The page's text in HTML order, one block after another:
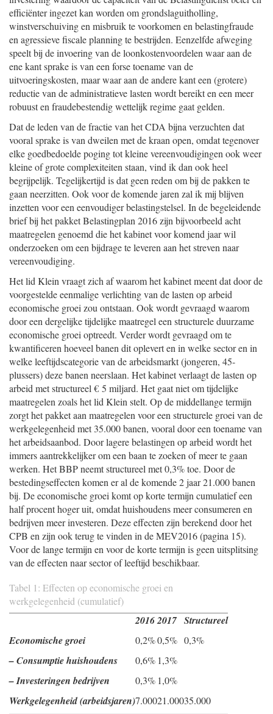
efficiënter ingezet kan worden om grondslaguitholling,
winstverschuiving en misbruik te voorkomen en belastingfraude
en agressieve fiscale planning te bestrijden. Eenzelfde afweging
speelt bij de invoering van de loonkostenvoordelen waar aan de
ene kant sprake is van een forse toename van de
uitvoeringskosten, maar waar aan de andere kant een (grotere)
reductie van de administratieve lasten wordt bereikt en een meer
robuust en fraudebestendig wettelijk regime gaat gelden.
Dat de leden van de fractie van het CDA bijna verzuchten dat
vooral sprake is van dweilen met de kraan open, omdat tegenover
elke goedbedoelde poging tot kleine vereenvoudigingen ook weer
kleine of grote complexiteiten staan, vind ik dan ook heel
begrijpelijk. Tegelijkertijd is dat geen reden om bij de pakken te
gaan neerzitten. Ook voor de komende jaren zal ik mij blijven
inzetten voor een eenvoudiger belastingstelsel. In de begeleidende
brief bij het pakket Belastingplan 2016 zijn bijvoorbeeld acht
maatregelen genoemd die het kabinet voor komend jaar wil
onderzoeken om een bijdrage te leveren aan het streven naar
vereenvoudiging.
Het lid Klein vraagt zich af waarom het kabinet meent dat door de
voorgestelde eenmalige verlichting van de lasten op arbeid
economische groei zou ontstaan. Ook wordt gevraagd waarom
door een dergelijke tijdelijke maatregel een structurele duurzame
economische groei optreedt. Verder wordt gevraagd om te
kwantificeren hoeveel banen dit oplevert en in welke sector en in
welke leeftijdscategorie van de arbeidsmarkt (jongeren, 45-
plussers) deze banen neerslaan. Het kabinet verlaagt de lasten op
arbeid met structureel € 5 miljard. Het gaat niet om tijdelijke
maatregelen zoals het lid Klein stelt. Op de middellange termijn
zorgt het pakket aan maatregelen voor een structurele groei van de
werkgelegenheid met 35.000 banen, vooral door een toename van
het arbeidsaanbod. Door lagere belastingen op arbeid wordt het
immers aantrekkelijker om een baan te zoeken of meer te gaan
werken. Het BBP neemt structureel met 0,3% toe. Door de
bestedingseffecten komen er al de komende 2 jaar 21.000 banen
bij. De economische groei komt op korte termijn cumulatief een
half procent hoger uit, omdat huishoudens meer consumeren en
bedrijven meer investeren. Deze effecten zijn berekend door het
CPB en zijn ook terug te vinden in de MEV2016 (pagina 15).
Voor de lange termijn en voor de korte termijn is geen uitsplitsing
van de effecten naar sector of leeftijd beschikbaar.
Tabel 1: Effecten op economische groei en
werkgelegenheid (cumulatief)
20162017 Structureel
Economische groei
0,2%0,5% 0,3%
– Consumptie huishoudens 0,6% 1,3%
– Investeringen bedrijven 0,3% 1,0%
Werkgelegenheid (arbeidsjaren)7.00021.00035.000